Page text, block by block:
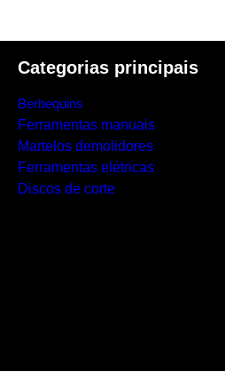
Categorias principais
Berbequins
Ferramentas manuais
Martelos demolidores
Ferramentas elétricas
Discos de corte